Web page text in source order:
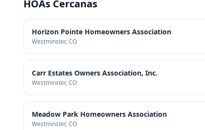
HOAs Cercanas
Horizon Pointe Homeowners Association
Westminster, CO
Carr Estates Owners Association, Inc.
Westminster, CO
Meadow Park Homeowners Association
Westminster, CO